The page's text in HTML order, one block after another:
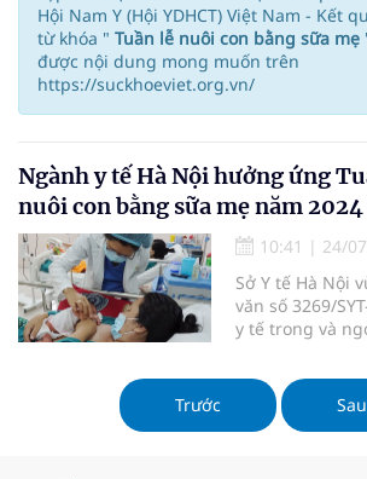
Hội Nam Y (Hội YDHCT) Việt Nam - Kết
từ khóa " Tuần lễ nuôi con bằng sữa mẹ
được nội dung mong muốn trên
https://suckhoeviet.org.vn/
Ngành y tế Hà Nội hưởng ứng
nuôi con bằng sữa mẹ năm 2024
10:41 | 24/
Sở Y tế Hà Nội
văn số 3269/
y tế trong và
giới nuôi con
2024.
Trước